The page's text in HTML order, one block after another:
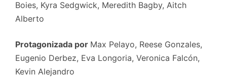
Boies, Kyra Sedgwick, Meredith Bagby, Aitch
Alberto
Protagonizada por Max Pelayo, Reese Gonzales,
Eugenio Derbez, Eva Longoria, Veronica Falcón,
Kevin Alejandro